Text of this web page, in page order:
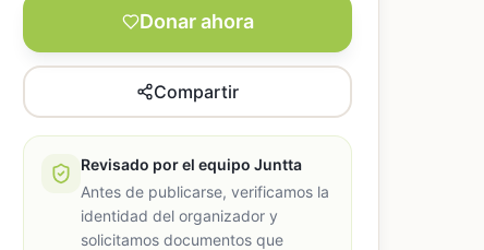
Donar ahora
Compartir
Revisado por el equipo Juntta
Antes de publicarse, verificamos la
identidad del organizador y
solicitamos documentos que